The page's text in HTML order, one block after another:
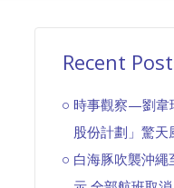
Recent
時事觀察—劉韋
股份計劃」驚天
白海豚吹襲沖